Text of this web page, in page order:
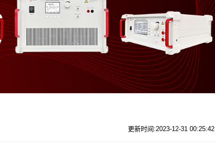
更新时间:2023-12-31 00:25:42